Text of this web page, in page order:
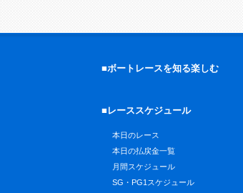
■ボートレースを知る楽しむ
■レーススケジュール
本日のレース
本日の払戻金一覧
月間スケジュール
SG・PG1スケジュール